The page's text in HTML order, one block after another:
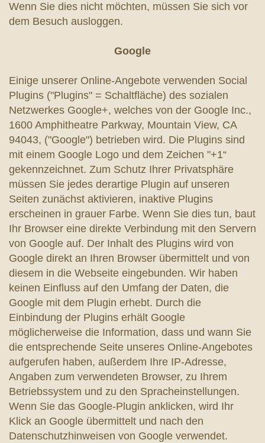
Wenn Sie dies nicht möchten, müssen Sie sich vor
dem Besuch ausloggen.
Google
Einige unserer Online-Angebote verwenden Social
Plugins ("Plugins" = Schaltfläche) des sozialen
Netzwerkes Google+, welches von der Google Inc.,
1600 Amphitheatre Parkway, Mountain View, CA
94043, ("Google") betrieben wird. Die Plugins sind
mit einem Google Logo und dem Zeichen "+1“
gekennzeichnet. Zum Schutz Ihrer Privatsphäre
müssen Sie jedes derartige Plugin auf unseren
Seiten zunächst aktivieren, inaktive Plugins
erscheinen in grauer Farbe. Wenn Sie dies tun, baut
Ihr Browser eine direkte Verbindung mit den Servern
von Google auf. Der Inhalt des Plugins wird von
Google direkt an Ihren Browser übermittelt und von
diesem in die Webseite eingebunden. Wir haben
keinen Einfluss auf den Umfang der Daten, die
Google mit dem Plugin erhebt. Durch die
Einbindung der Plugins erhält Google
möglicherweise die Information, dass und wann Sie
die entsprechende Seite unseres Online-Angebotes
aufgerufen haben, außerdem Ihre IP-Adresse,
Angaben zum verwendeten Browser, zu Ihrem
Betriebssystem und zu den Spracheinstellungen.
Wenn Sie das Google-Plugin anklicken, wird Ihr
Klick an Google übermittelt und nach den
Datenschutzhinweisen von Google verwendet.